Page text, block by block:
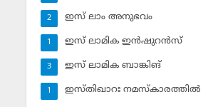
ഇസ് ലാം അനുഭവം
2
ഇസ് ലാമിക ഇന്‍ഷുറന്‍സ്‌
1
ഇസ് ലാമിക ബാങ്കിങ്‌
3
ഇസ്തിഖാറഃ നമസ്‌കാരത്തില്‍
1